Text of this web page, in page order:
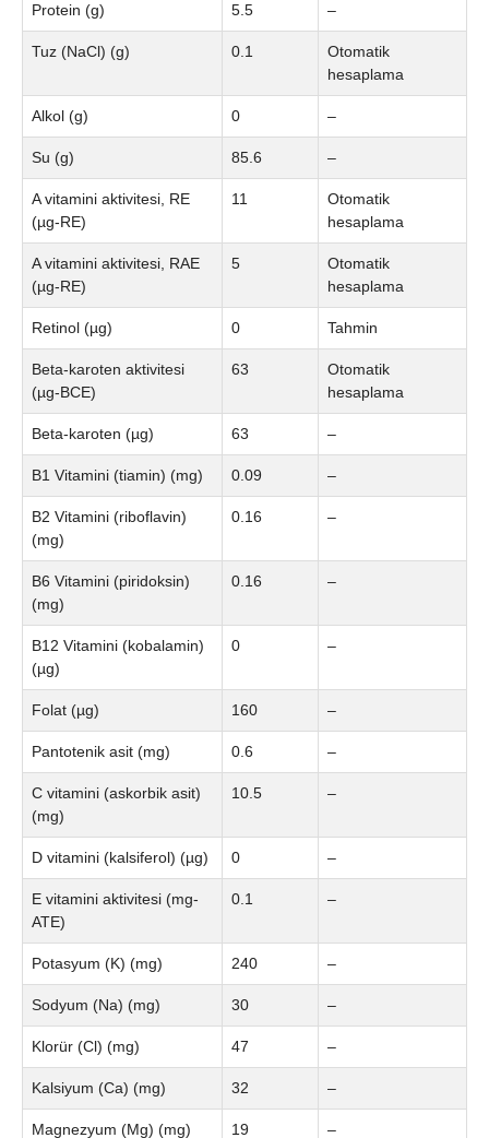
Protein (g) 5.5 –
Tuz (NaCl) (g) 0.1
Otomatik
hesaplama
Alkol (g) 0 –
Su (g) 85.6 –
A vitamini aktivitesi, RE
(µg-RE)
11
Otomatik
hesaplama
A vitamini aktivitesi, RAE
(µg-RE)
5
Otomatik
hesaplama
Retinol (µg) 0 Tahmin
Beta-karoten aktivitesi
(µg-BCE)
63
Otomatik
hesaplama
Beta-karoten (µg) 63 –
B1 Vitamini (tiamin) (mg) 0.09 –
B2 Vitamini (riboflavin)
(mg)
0.16 –
B6 Vitamini (piridoksin)
(mg)
0.16 –
B12 Vitamini (kobalamin)
(µg)
0 –
Folat (µg) 160 –
Pantotenik asit (mg) 0.6 –
C vitamini (askorbik asit)
(mg)
10.5 –
D vitamini (kalsiferol) (µg) 0 –
E vitamini aktivitesi (mg-
ATE)
0.1 –
Potasyum (K) (mg) 240 –
Sodyum (Na) (mg) 30 –
Klorür (Cl) (mg) 47 –
Kalsiyum (Ca) (mg) 32 –
Magnezyum (Mg) (mg) 19 –